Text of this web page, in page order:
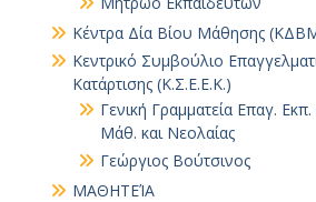
Κέντρα Δία Βίου Μάθησης
Κεντρικό Συμβούλιο
Κατάρτισης (Κ.Σ.Ε.Ε.Κ.)
Γενική Γραμματεία Επαγ.
Μάθ. και Νεολαίας
Γεώργιος Βούτσινος
ΜΑΘΗΤΕΊΑ